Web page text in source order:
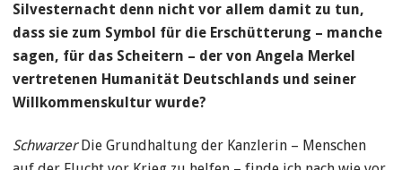
Silvesternacht denn nicht vor allem damit zu tun,
dass sie zum Symbol für die Erschütterung – manche
sagen, für das Scheitern – der von Angela Merkel
vertretenen Humanität Deutschlands und seiner
Willkommenskultur wurde?
SchwarzerDie Grundhaltung der Kanzlerin – Menschen